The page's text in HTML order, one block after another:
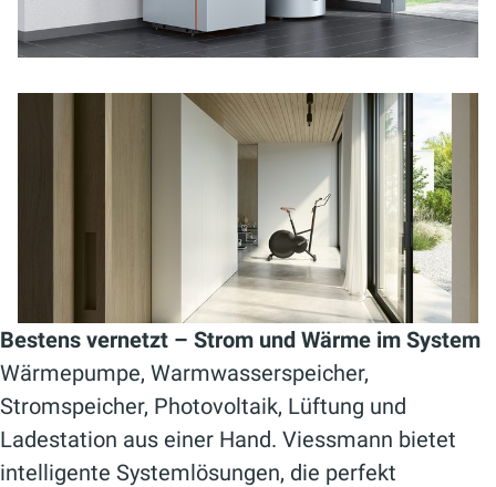
Bestens vernetzt – Strom und Wärme im System
Wärmepumpe, Warmwasserspeicher,
Stromspeicher, Photovoltaik, Lüftung und
Ladestation aus einer Hand. Viessmann bietet
intelligente Systemlösungen, die perfekt